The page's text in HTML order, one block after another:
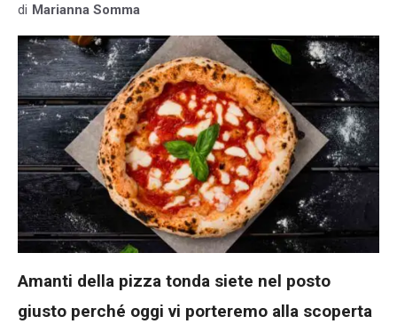
di Marianna Somma
Amanti della pizza tonda siete nel posto
giusto perché oggi vi porteremo alla scoperta